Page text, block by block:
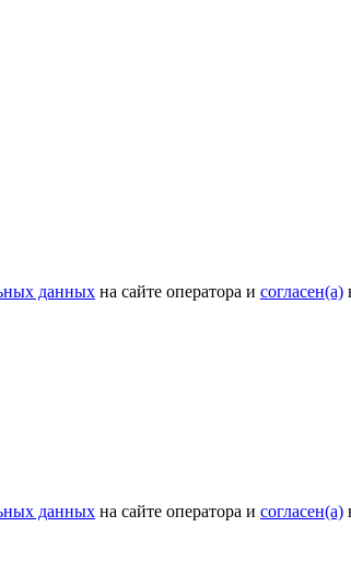
данных на сайте оператора и согласен(а)
данных на сайте оператора и согласен(а)